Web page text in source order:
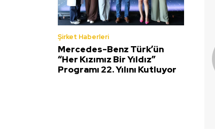
Şirket Haberleri
Mercedes-Benz Türk’ün
“Her Kızımız Bir Yıldız”
Programı 22. Yılını Kutluyor